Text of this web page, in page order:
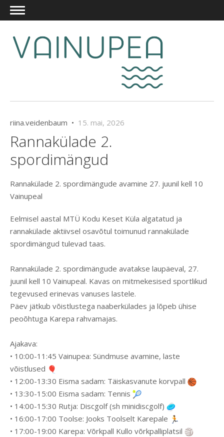
riina.veidenbaum • 15. mai, 2026
Rannakülade 2.
spordimängud
Rannakülade 2. spordimängude avamine 27. juunil kell 10
Vainupeal
Eelmisel aastal MTÜ Kodu Keset Küla algatatud ja
rannakülade aktiivsel osavõtul toimunud rannakülade
spordimängud tulevad taas.
Rannakülade 2. spordimängude avatakse laupäeval, 27.
juunil kell 10 Vainupeal. Kavas on mitmekesised sportlikud
tegevused erinevas vanuses lastele.
Päev jätkub võistlustega naaberkülades ja lõpeb ühise
peoõhtuga Karepa rahvamajas.
Ajakava:
• 10:00-11:45 Vainupea: Sündmuse avamine, laste
võistlused
• 12:00-13:30 Eisma sadam: Täiskasvanute korvpall
• 13:30-15:00 Eisma sadam: Tennis
• 14:00-15:30 Rutja: Discgolf (sh minidiscgolf)
• 16:00-17:00 Toolse: Jooks Toolselt Karepale
• 17:00-19:00 Karepa: Võrkpall Kullo võrkpalliplatsil